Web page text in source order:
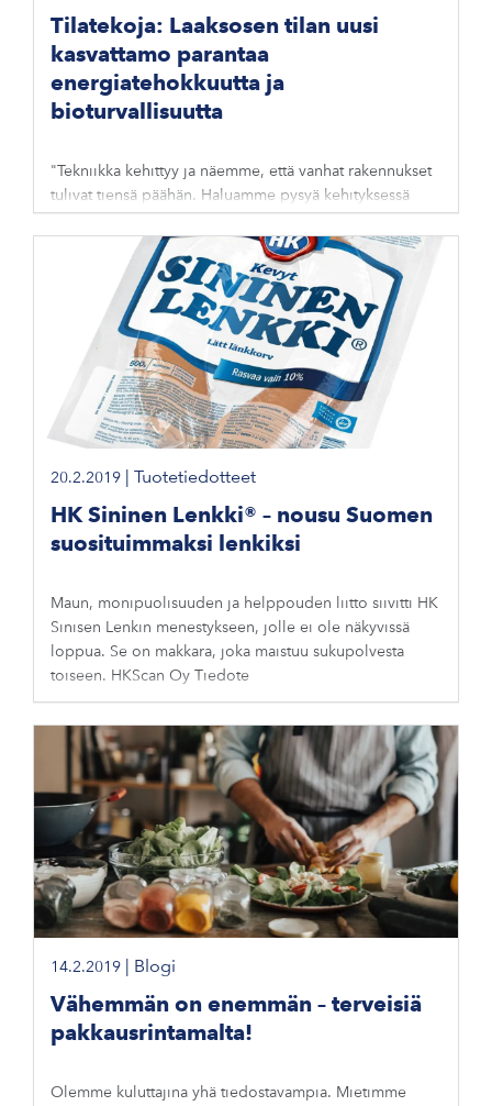
Tilatekoja: Laaksosen tilan uusi
kasvattamo parantaa
energiatehokkuutta ja
bioturvallisuutta
"Tekniikka kehittyy ja näemme, että vanhat rakennukset
tulivat tiensä päähän. Haluamme pysyä kehityksessä
mukana ja olemme ylpeitä siitä, mitä teemme. Uudessa
kasvattamossa on pystytty
20.2.2019 Tuotetiedotteet
HK Sininen Lenkki® – nousu Suomen
suosituimmaksi lenkiksi
Maun, monipuolisuuden ja helppouden liitto siivitti HK
Sinisen Lenkin menestykseen, jolle ei ole näkyvissä
loppua. Se on makkara, joka maistuu sukupolvesta
toiseen. HKScan Oy Tiedote
14.2.2019 Blogi
Vähemmän on enemmän – terveisiä
pakkausrintamalta!
Olemme kuluttajina yhä tiedostavampia. Mietimme